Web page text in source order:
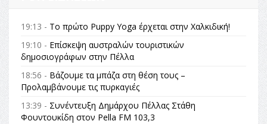
19:13 - Το πρώτο Puppy Yoga έρχεται στην Χαλκιδική!
19:10 - Επίσκεψη αυστραλών τουριστικών
δημοσιογράφων στην Πέλλα
18:56 - Βάζουμε τα μπάζα στη θέση τους –
Προλαμβάνουμε τις πυρκαγιές
13:39 - Συνέντευξη Δημάρχου Πέλλας Στάθη
Φουντουκίδη στον Pella FM 103,3